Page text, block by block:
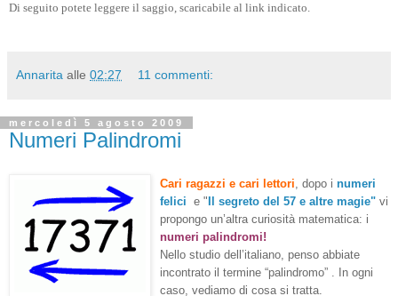
Di seguito potete leggere il saggio, scaricabile al link indicato.
Annarita alle 02:27 11 commenti:
mercoledì 5 agosto 2009
Numeri Palindromi
Cari ragazzi e cari lettori , dopo i numeri
felici e " Il segreto del 57 e altre magie" vi
propongo un’altra curiosità matematica: i
numeri palindromi!
Nello studio dell’italiano, penso abbiate
incontrato il termine “palindromo” . In ogni
caso, vediamo di cosa si tratta.